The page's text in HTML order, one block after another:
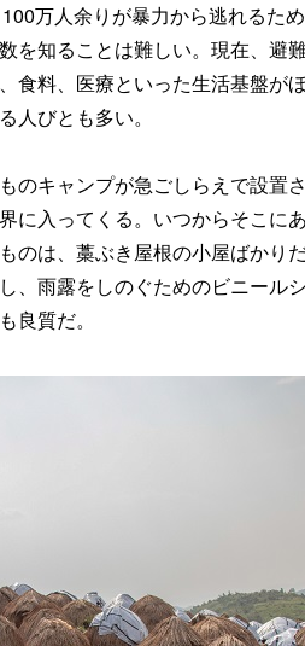
万人余りが暴力から逃れるため
を知ることは難しい。現在、避
食料、医療といった生活基盤が
人びとも多い。
のキャンプが急ごしらえで設置
に入ってくる。いつからそこに
のは、藁ぶき屋根の小屋ばかり
、雨露をしのぐためのビニール
良質だ。